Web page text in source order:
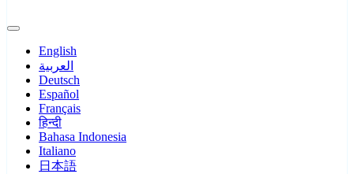
English
العربية
Deutsch
Español
Français
हिन्दी
Bahasa Indonesia
Italiano
日本語